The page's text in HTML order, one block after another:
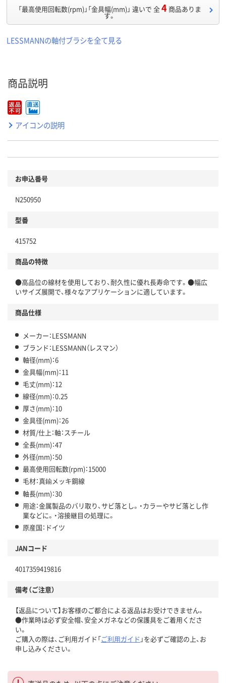
「最高使用回転数(rpm)」「金具幅(mm)」 違いで 全4 商品ありま
す。
LESSMANNの軸付ブラシを全て見る
商品説明
アイコンの説明
お申込番号
N250950
型番
415752
商品の特徴
●高品位の線材を使用しており、耐久性に優れ長寿命です。●幅広
いサイズ展開で、様々なアプリケーションに適しています。
商品仕様
メーカー：LESSMANN
ブランド：LESSMANN（レスマン）
軸径(mm)：6
金具幅(mm)：11
毛丈(mm)：12
線径(mm)：0.25
厚さ(mm)：10
金具径(mm)：26
材質/仕上：軸：スチール
全長(mm)：47
外径(mm)：50
最高使用回転数(rpm)：15000
毛材：真鍮メッキ鋼線
軸長(mm)：30
用途：金属製品のバリ取り、サビ落とし。・カラーやサビ落とし作
業などに。・溶接継目の処理に。
原産国：ドイツ
JANコード
4017359419816
備考（ご注意）
【返品について】お客様のご都合による返品はお受けできません。
●作業時は必ず安全帽、安全メガネなどの保護具をご着用くださ
い。
ご購入の際は、ご利用ガイド「ご利用ガイド 」を必ずご確認の上、お
申し込みください。